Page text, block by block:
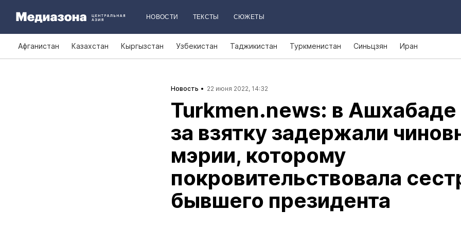
НОВОСТИ ТЕКСТЫ СЮЖЕТЫ
Афганистан Казахстан Кыргызстан Узбекистан Таджикистан Туркменистан Синьцзян Иран
Новость 22 июня 2022, 14:32
Turkmen.news: в Ашхабаде
за взятку задержали
мэрии, которому
покровительствовала
бывшего президента